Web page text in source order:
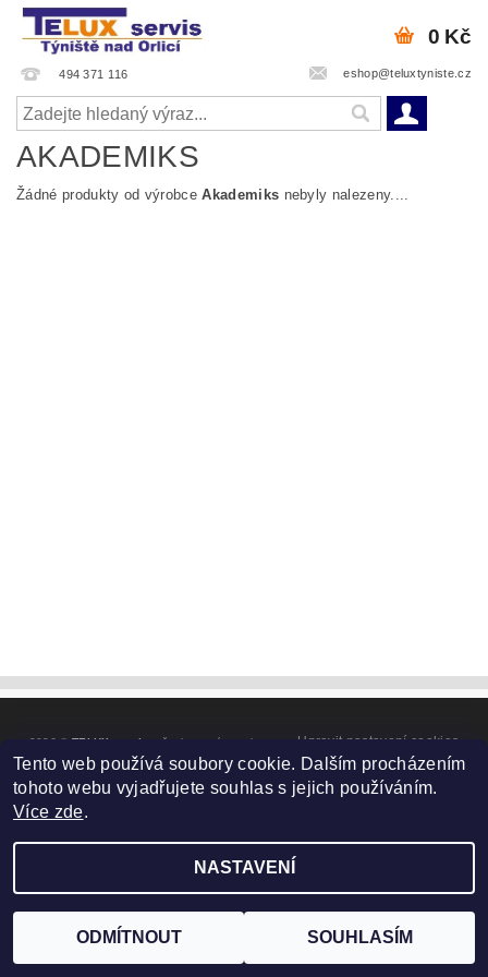
494 371 116 eshop@teluxtyniste.cz
0 Kč
AKADEMIKS
Žádné produkty od výrobceAkademiks nebyly nalezeny....
2026 ©TELUX servis , všechna práva vyhrazena Upravit nastavení cookies
Vytvořil Shoptet
Tento web používá soubory cookie. Dalším procházením
tohoto webu vyjadřujete souhlas s jejich používáním.
Více zde.
NASTAVENÍ
ODMÍTNOUT SOUHLASÍM